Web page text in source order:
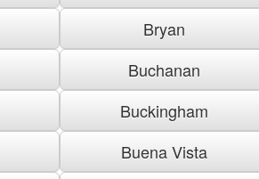
Bryan
Buchanan
Buckingham
Buena Vista